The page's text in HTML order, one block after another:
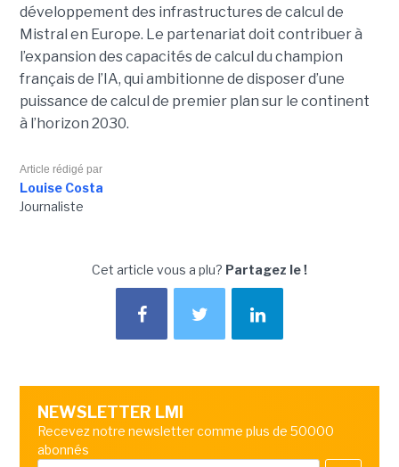
développement des infrastructures de calcul de
Mistral en Europe. Le partenariat doit contribuer à
l’expansion des capacités de calcul du champion
français de l’IA, qui ambitionne de disposer d’une
puissance de calcul de premier plan sur le continent
à l’horizon 2030.
Article rédigé par
Louise Costa
Journaliste
Cet article vous a plu? Partagez le !
NEWSLETTER LMI
Recevez notre newsletter comme plus de 50000
abonnés